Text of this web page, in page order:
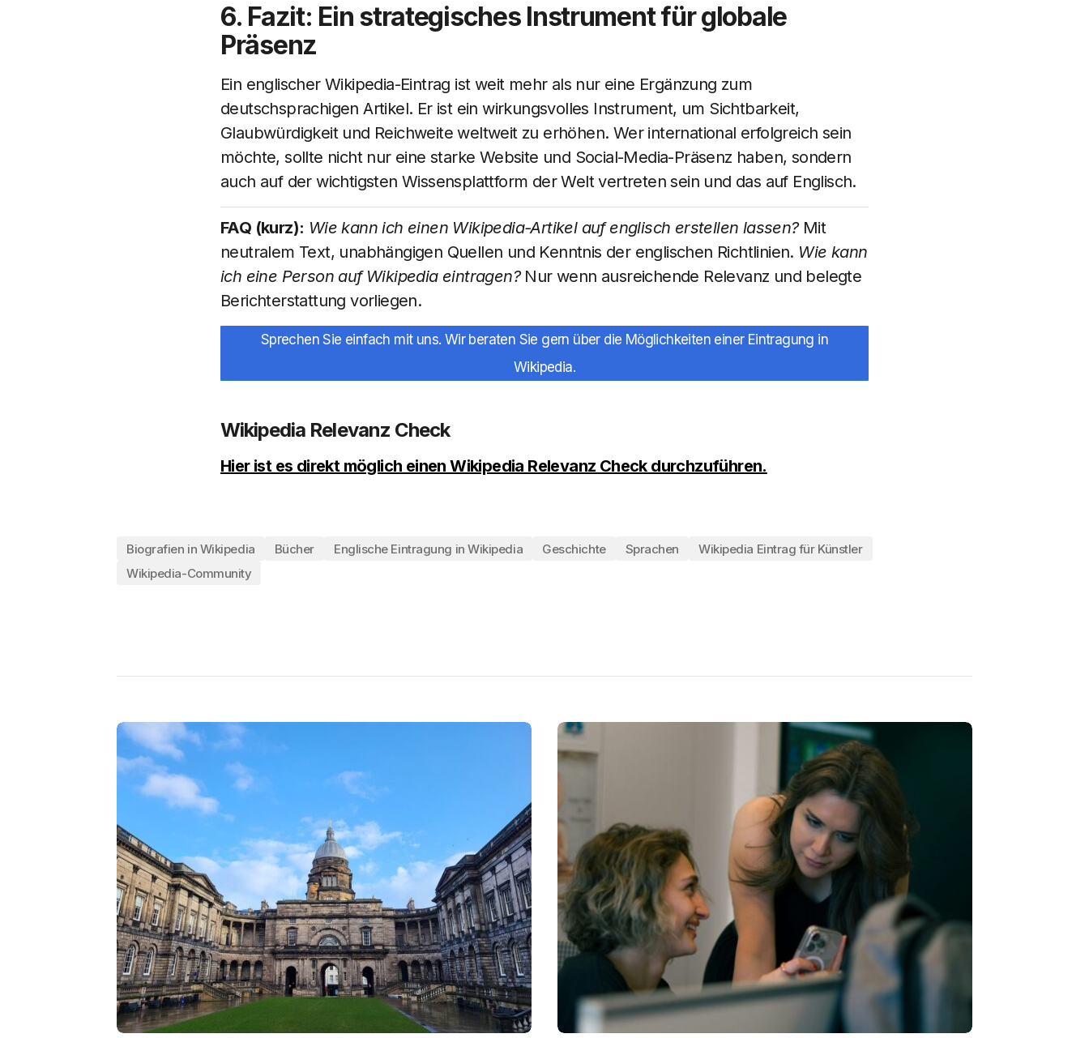
6. Fazit: Ein strategisches Instrument für globale
Präsenz
Ein englischer Wikipedia-Eintrag ist weit mehr als nur eine Ergänzung zum
deutschsprachigen Artikel. Er ist ein wirkungsvolles Instrument, um Sichtbarkeit,
Glaubwürdigkeit und Reichweite weltweit zu erhöhen. Wer international erfolgreich sein
möchte, sollte nicht nur eine starke Website und Social-Media-Präsenz haben, sondern
auch auf der wichtigsten Wissensplattform der Welt vertreten sein und das auf Englisch.
FAQ (kurz): Wie kann ich einen Wikipedia-Artikel auf englisch erstellen lassen?Mit
neutralem Text, unabhängigen Quellen und Kenntnis der englischen Richtlinien. Wie kann
ich eine Person auf Wikipedia eintragen?Nur wenn ausreichende Relevanz und belegte
Berichterstattung vorliegen.
Sprechen Sie einfach mit uns. Wir beraten Sie gern über die Möglichkeiten einer Eintragung in
Wikipedia.
Wikipedia Relevanz Check
Hier ist es direkt möglich einen Wikipedia Relevanz Check durchzuführen.
Biografien in Wikipedia Bücher Englische Eintragung in Wikipedia Geschichte Sprachen
Wikipedia Eintrag für Künstler
Wikipedia-Community